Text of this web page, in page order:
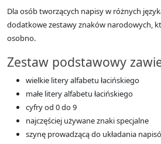
Dla osób tworzących napisy w różnych
dodatkowe zestawy znaków narodowych,
osobno.
Zestaw podstawowy
wielkie litery alfabetu łacińskiego
małe litery alfabetu łacińskiego
cyfry od 0 do 9
najczęściej używane znaki specjalne
szynę prowadzącą do układania